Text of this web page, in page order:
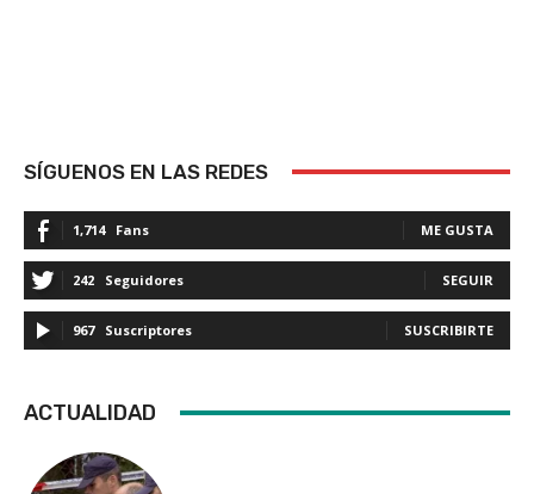
SÍGUENOS EN LAS REDES
1,714 Fans ME GUSTA
242 Seguidores SEGUIR
967 Suscriptores SUSCRIBIRTE
ACTUALIDAD